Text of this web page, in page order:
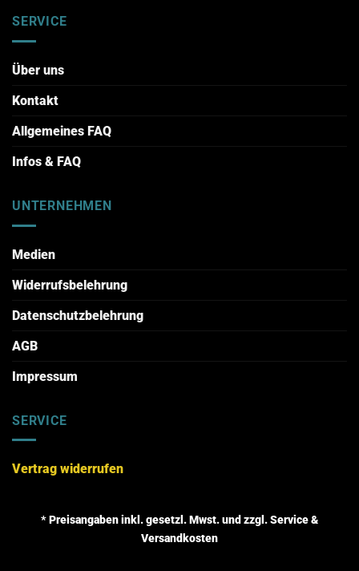
SERVICE
Über uns
Kontakt
Allgemeines FAQ
Infos & FAQ
UNTERNEHMEN
Medien
Widerrufsbelehrung
Datenschutzbelehrung
AGB
Impressum
SERVICE
Vertrag widerrufen
* Preisangaben inkl. gesetzl. Mwst. und zzgl. Service &
Versandkosten